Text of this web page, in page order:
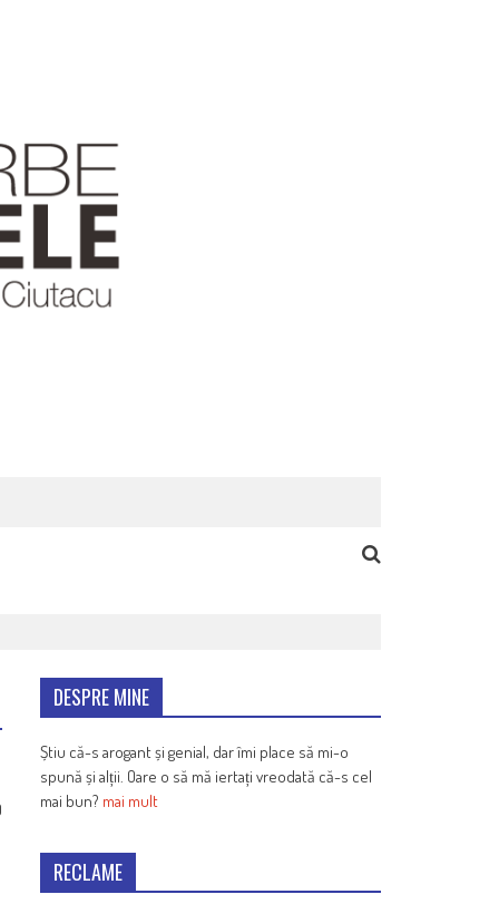
DESPRE MINE
Știu că-s arogant și genial, dar îmi place să mi-o
spună și alții. Oare o să mă iertați vreodată că-s cel
mai bun? mai mult
RECLAME